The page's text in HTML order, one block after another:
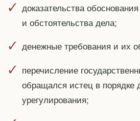
доказательства
и обстоятельства дела;
денежные требования и их
перечисление
обращался истец в порядке
урегулирования;